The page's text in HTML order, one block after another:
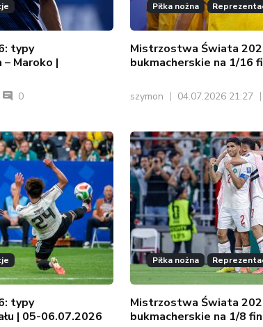
typy
– Maroko |
0
Piłka nożna
Mistrzostwa Świata
bukmacherskie na 1/16
szymon 04.07.2026 21:27
typy
| 05-06.07.2026
Piłka nożna
Mistrzostwa Świata
bukmacherskie na 1/8